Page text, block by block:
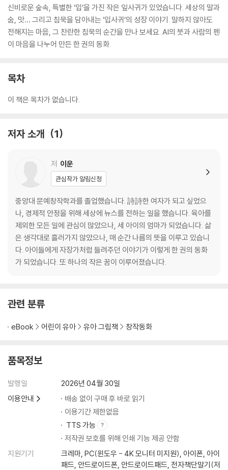
신비로운 숲속, 특별한 ‘입’을 가진 작은 잎사귀가 있었습니다. 세상의 말과
숨, 맛… 그리고 침묵을 담아내는 ‘입사귀’의 성장 이야기. 말하지 않아도
전해지는 마음, 그 찬란한 침묵의 순간을 만나 보세요. AI의 붓과 사람의 펜
이 마음을 나누어 만든 한 권의 동화.
목차
이 책은 목차가 없습니다.
저자 소개 1
저 이운
관심작가 알림신청
중앙대 문예창작학과를 졸업했습니다. 詩詩한 여자가 되고 싶었으
나, 경제적 안정을 위해 세상에 뉴스를 전하는 일을 했습니다. 육아를
제외한 모든 일에 관심이 많았으나, 세 아이의 엄마가 되었습니다. 삶
은 생각대로 흘러가지 않았으나, 매 순간 나름의 뜻을 이루고 있습니
다. 아이들에게 자장가처럼 들려주던 이야기가 이렇게 한 권의 동화
가 되었습니다. 또 하나의 작은 꿈이 이루어졌습니다.
관련 분류
eBook 어린이 유아 유아 그림책 창작동화
품목정보
발행일
2026년 04월 30일
이용안내
배송 없이 구매 후 바로 읽기
이용기간 제한없음
TTS 가능
저작권 보호를 위해 인쇄 기능 제공 안함
지원기기
크레마, PC(윈도우 - 4K 모니터 미지원), 아이폰, 아이
패드, 안드로이드폰, 안드로이드패드, 전자책단말기(저